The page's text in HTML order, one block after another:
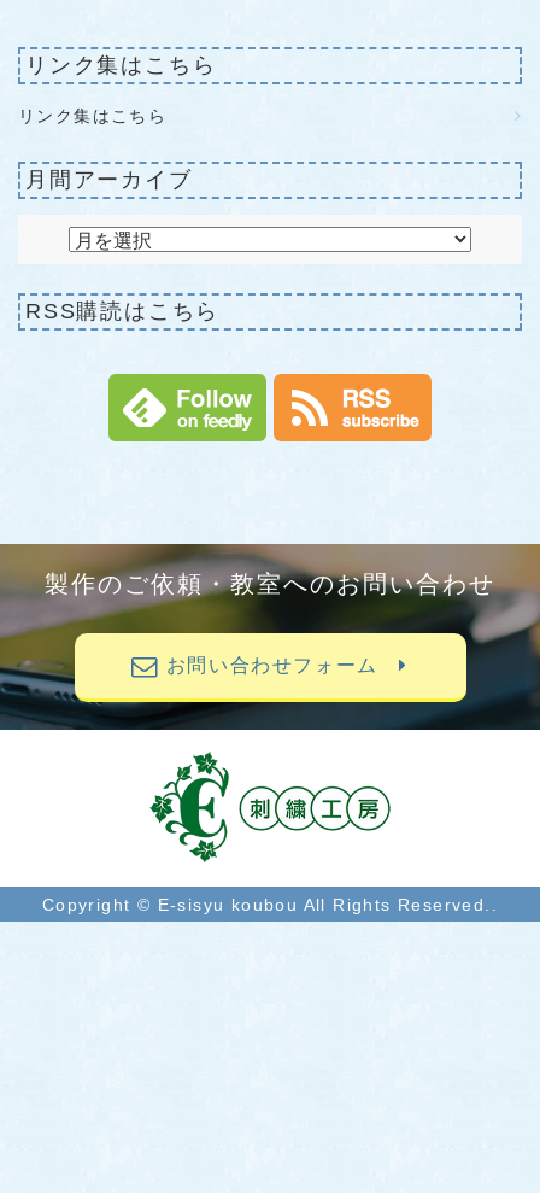
リンク集はこちら
リンク集はこちら
月間アーカイブ
RSS購読はこちら
製作のご依頼・教室へのお問い合わせ
お問い合わせフォーム
Copyright © E-sisyu koubou All Rights Reserved..